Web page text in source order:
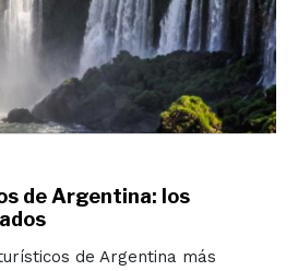
de Argentina: los
de Argentina más